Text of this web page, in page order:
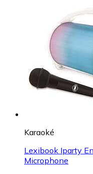
Karaoké
Lexibook Iparty
Microphone